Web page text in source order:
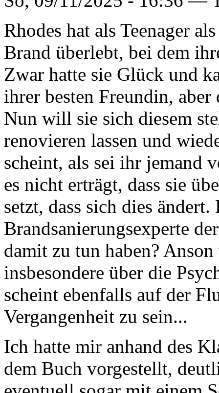
Rhodes hat als Teenager
Brand überlebt, bei dem
Zwar hatte sie Glück und
ihrer besten Freundin,
Nun will sie sich diesem
renovieren lassen und
scheint, als sei ihr jemand
es nicht erträgt, dass sie
setzt, dass sich dies
Brandsanierungsexperte
damit zu tun haben?
insbesondere über die
scheint ebenfalls auf der
Vergangenheit zu sein...
Ich hatte mir anhand des
dem Buch vorgestellt,